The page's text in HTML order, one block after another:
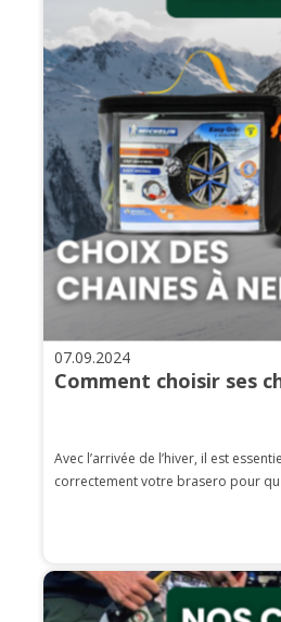
07.09.2024
Comment choisir ses
Avec l’arrivée de l’hiver, il est
correctement votre brasero pour